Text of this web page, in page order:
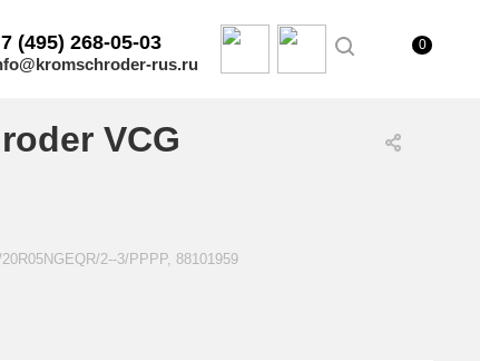
(495) 268-05-03
rus.ru
0
VCG
2--3/PPPP, 88101959